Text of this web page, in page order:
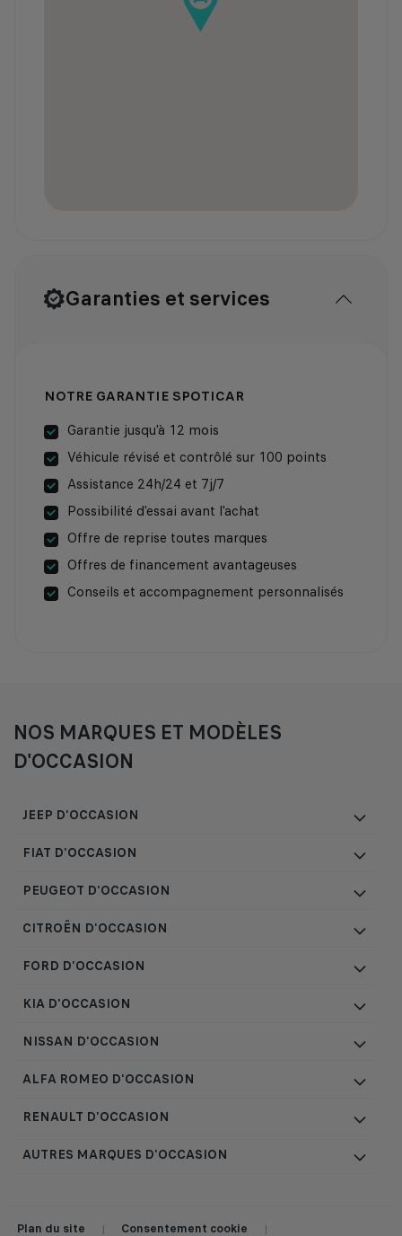
Garanties et services
NOTRE GARANTIE SPOTICAR
Garantie jusqu'à 12 mois
Véhicule révisé et contrôlé sur 100 points
Assistance 24h/24 et 7j/7
Possibilité d'essai avant l'achat
Offre de reprise toutes marques
Offres de financement avantageuses
Conseils et accompagnement personnalisés
NOS MARQUES ET MODÈLES
D'OCCASION
JEEP D'OCCASION
FIAT D'OCCASION
PEUGEOT D'OCCASION
CITROËN D'OCCASION
FORD D'OCCASION
KIA D'OCCASION
NISSAN D'OCCASION
ALFA ROMEO D'OCCASION
RENAULT D'OCCASION
AUTRES MARQUES D'OCCASION
Plan du site | Consentement cookie |